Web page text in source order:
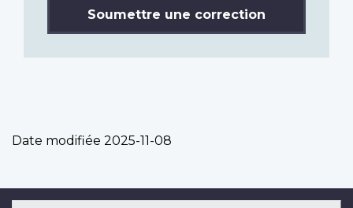
Soumettre une correction
Date modifiée 2025-11-08